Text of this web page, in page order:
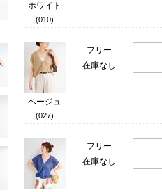
ホワイト
(010)
ベージュ
(027)
フリー
在庫なし
フリー
在庫なし